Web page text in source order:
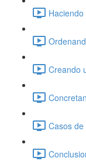
Creando
Casos